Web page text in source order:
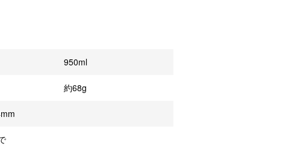
950ml
約68g